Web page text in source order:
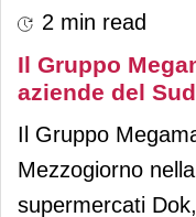
2 min read
Il Gruppo
aziende del
Il Gruppo
Mezzogiorno
supermercati